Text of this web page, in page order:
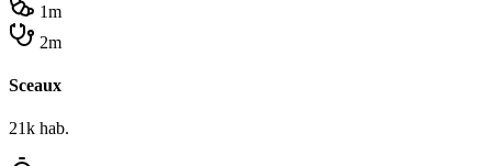
1m
2m
Sceaux
21k hab.